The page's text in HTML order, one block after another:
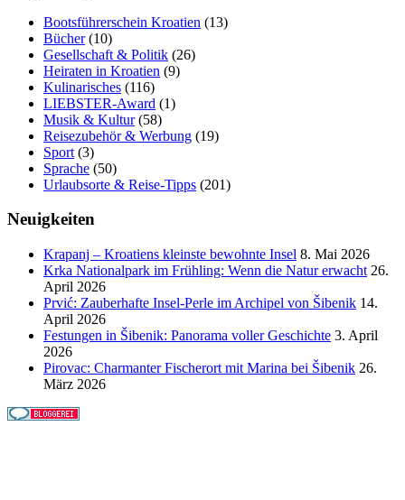
Bootsführerschein Kroatien (13)
Bücher(10)
Gesellschaft & Politik (26)
Heiraten in Kroatien (9)
Kulinarisches (116)
LIEBSTER-Award (1)
Musik & Kultur(58)
Reisezubehör & Werbung (19)
Sport (3)
Sprache (50)
Urlaubsorte & Reise-Tipps (201)
Neuigkeiten
Krapanj – Kroatiens kleinste bewohnte Insel 8. Mai 2026
Krka Nationalpark im Frühling: Wenn die Natur erwacht 26.
April 2026
Prvić: Zauberhafte Insel-Perle im Archipel von Šibenik 14.
April 2026
Festungen in Šibenik: Panorama voller Geschichte 3. April
2026
Pirovac: Charmanter Fischerort mit Marina bei Šibenik 26.
März 2026